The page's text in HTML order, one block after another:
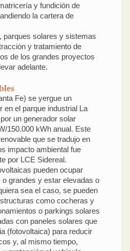
y fundición de
la cartera de
parques solares y sistemas
y tratamiento de
de los grandes proyectos
adelante.
Fe) se yergue un
en el parque industrial La
un generador solar
150.000 kWh anual. Este
que se tradujo en
impacto ambiental fue
por LCE Sidereal.
pueden ocupar
grandes y estar elevadas o
sea el caso, se pueden
como cocheras y
o parkings solares
con paneles solares que
(fotovoltaica) para reducir
y, al mismo tiempo,